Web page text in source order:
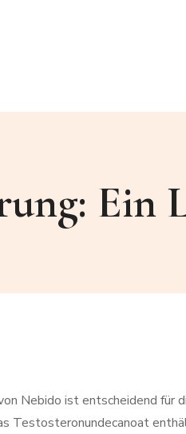
Ein
Nebido ist entscheidend
Testosteronundecanoat